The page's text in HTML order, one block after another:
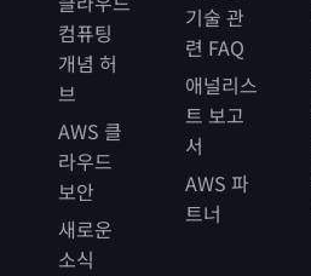
컴퓨팅
개념 허
브
AWS 클
라우드
보안
새로운
소식
기술 관
련 FAQ
애널리스
트 보고
서
AWS 파
트너